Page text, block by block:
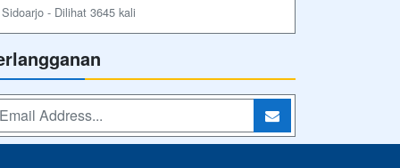
Sidoarjo - Dilihat 3645 kali